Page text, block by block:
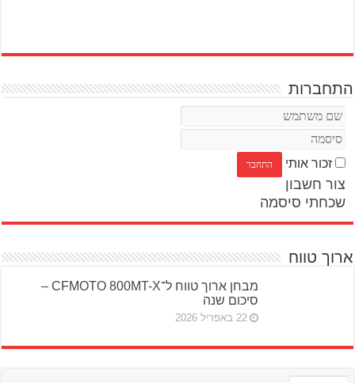
התחברות
זכור אותי
צור חשבון
שכחתי סיסמה
ארוך טווח
מבחן ארוך טווח ל־CFMOTO 800MT-X –
סיכום שנה
22 באפריל 2026